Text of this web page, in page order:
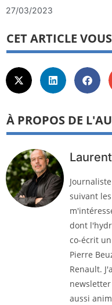
27/03/2023
CET ARTICLE
À PROPOS DE
suivant
dont
co-écrit
Pierre
Renault.
aussi